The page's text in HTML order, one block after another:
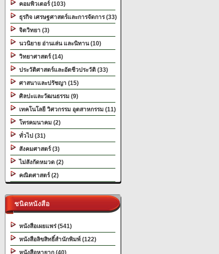
คอมพิวเตอร์ (103)
ธุรกิจ เศรษฐศาสตร์และการจัดการ (33)
จิตวิทยา (3)
นวนิยาย อ่านเล่น และนิทาน (10)
วิทยาศาสตร์ (14)
ประวัติศาสตร์และอัตชีวประวัติ (33)
ศาสนาและปรัชญา (15)
ศิลปะและวัฒนธรรม (9)
เทคโนโลยี วิศวกรรม อุตสาหกรรม (11)
โทรคมนาคม (2)
ทั่วไป (31)
สังคมศาสตร์ (3)
ไม่สังกัดหมวด (2)
คณิตศาสตร์ (2)
ชนิดหนังสือ
หนังสือเผยแพร่ (541)
หนังสือลิขสิทธิ์สำนักพิมพ์ (122)
หนังสือหายาก (40)